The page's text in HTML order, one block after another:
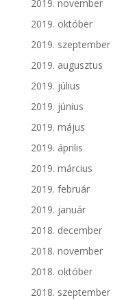
2019. november
2019. október
2019. szeptember
2019. augusztus
2019. július
2019. június
2019. május
2019. április
2019. március
2019. február
2019. január
2018. december
2018. november
2018. október
2018. szeptember